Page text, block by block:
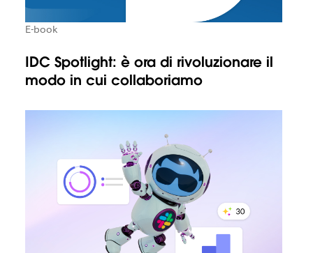
E-book
IDC Spotlight: è ora di rivoluzionare il
modo in cui collaboriamo